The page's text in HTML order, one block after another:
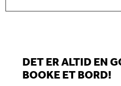
DET ER ALTID EN
BOOKE ET BORD!